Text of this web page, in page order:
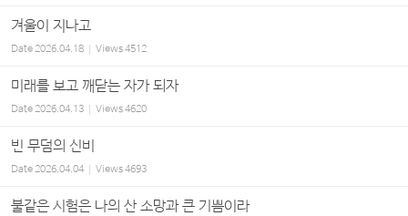
겨울이 지나고
Date2026.04.18 Views4512
미래를 보고 깨닫는 자가 되자
Date2026.04.13 Views4620
빈 무덤의 신비
Date2026.04.04 Views4693
불같은 시험은 나의 산 소망과 큰 기쁨이라